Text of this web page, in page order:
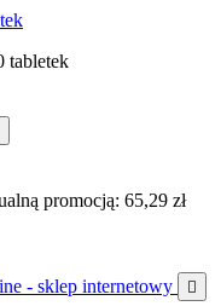
tabletek
promocją: 65,29 zł
